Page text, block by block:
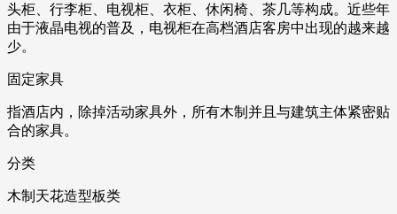
头柜、行李柜、电视柜、衣柜、休闲椅、茶几等构成。近些年
由于液晶电视的普及，电视柜在高档酒店客房中出现的越来越
少。
固定家具
指酒店内，除掉活动家具外，所有木制并且与建筑主体紧密贴
合的家具。
分类
木制天花造型板类